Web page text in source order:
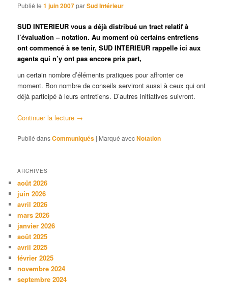
Publié le1 juin 2007parSud Intérieur
SUD INTERIEUR vous a déjà distribué un tract relatif à
l’évaluation – notation. Au moment où certains entretiens
ont commencé à se tenir, SUD INTERIEUR rappelle ici aux
agents qui n’y ont pas encore pris part,
un certain nombre d’éléments pratiques pour affronter ce
moment. Bon nombre de conseils serviront aussi à ceux qui ont
déjà participé à leurs entretiens. D’autres initiatives suivront.
Continuer la lecture →
Publié dansCommuniqués | Marqué avecNotation
ARCHIVES
août 2026
juin 2026
avril 2026
mars 2026
janvier 2026
août 2025
avril 2025
février 2025
novembre 2024
septembre 2024